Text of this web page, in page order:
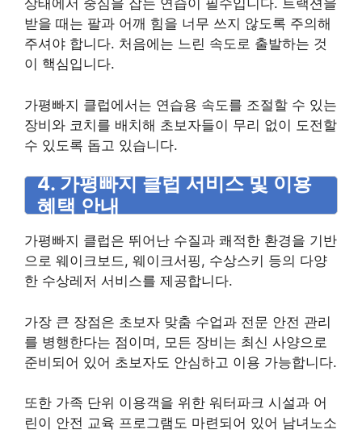
상태에서 중심을 잡는 연습이 필수입니다. 트랙션을
받을 때는 팔과 어깨 힘을 너무 쓰지 않도록 주의해
주셔야 합니다. 처음에는 느린 속도로 출발하는 것
이 핵심입니다.
가평빠지 클럽에서는 연습용 속도를 조절할 수 있는
장비와 코치를 배치해 초보자들이 무리 없이 도전할
수 있도록 돕고 있습니다.
4. 가평빠지 클럽 서비스 및 이용
혜택 안내
가평빠지 클럽은 뛰어난 수질과 쾌적한 환경을 기반
으로 웨이크보드, 웨이크서핑, 수상스키 등의 다양
한 수상레저 서비스를 제공합니다.
가장 큰 장점은 초보자 맞춤 수업과 전문 안전 관리
를 병행한다는 점이며, 모든 장비는 최신 사양으로
준비되어 있어 초보자도 안심하고 이용 가능합니다.
또한 가족 단위 이용객을 위한 워터파크 시설과 어
린이 안전 교육 프로그램도 마련되어 있어 남녀노소